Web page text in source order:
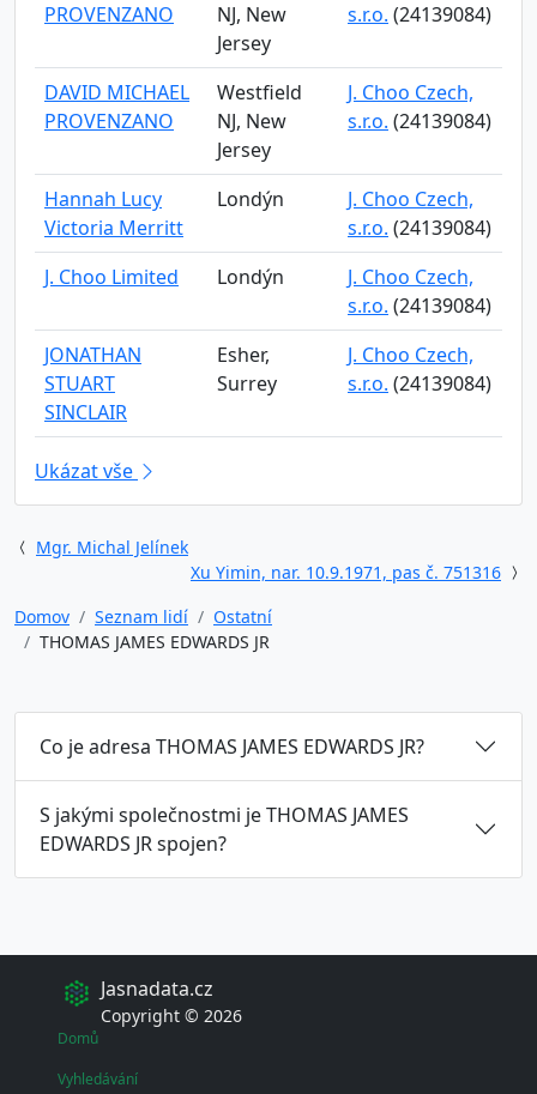
PROVENZANO
NJ, New
Jersey
s.r.o. (24139084)
DAVID MICHAEL
PROVENZANO
Westfield
NJ, New
Jersey
J. Choo Czech,
s.r.o. (24139084)
Hannah Lucy
Victoria Merritt
Londýn
J. Choo Czech,
s.r.o. (24139084)
J. Choo Limited
Londýn
J. Choo Czech,
s.r.o. (24139084)
JONATHAN
STUART
SINCLAIR
Esher,
Surrey
J. Choo Czech,
s.r.o. (24139084)
Ukázat vše
Mgr. Michal Jelínek
Xu Yimin, nar. 10.9.1971, pas č. 751316
Domov
Seznam lidí
Ostatní
THOMAS JAMES EDWARDS JR
Co je adresa THOMAS JAMES EDWARDS JR?
S jakými společnostmi je THOMAS JAMES
EDWARDS JR spojen?
Jasnadata.cz
Copyright © 2026
Domů
Vyhledávání